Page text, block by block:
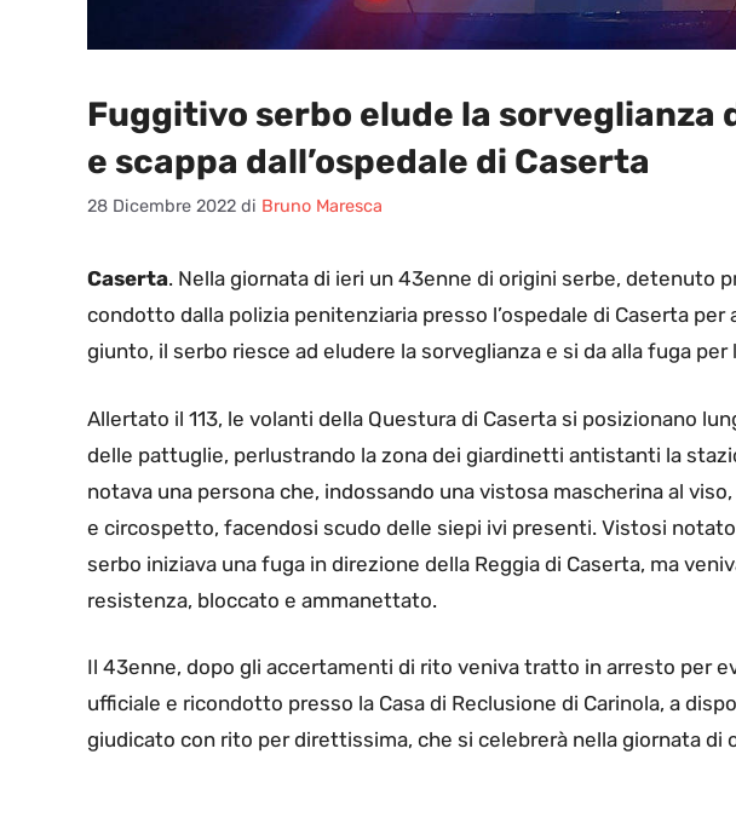
Fuggitivo serbo elude la sorveglianza
e scappa dall’ospedale di Caserta
28 Dicembre 2022 di Bruno Maresca
Caserta. Nella giornata di ieri un 43enne di origini serbe, detenuto
condotto dalla polizia penitenziaria presso l’ospedale di Caserta
giunto, il serbo riesce ad eludere la sorveglianza e si da alla fuga per
Allertato il 113, le volanti della Questura di Caserta si posizionano
delle pattuglie, perlustrando la zona dei giardinetti antistanti la
notava una persona che, indossando una vistosa mascherina al
e circospetto, facendosi scudo delle siepi ivi presenti. Vistosi notato
serbo iniziava una fuga in direzione della Reggia di Caserta, ma
resistenza, bloccato e ammanettato.
Il 43enne, dopo gli accertamenti di rito veniva tratto in arresto per
ufficiale e ricondotto presso la Casa di Reclusione di Carinola, a
giudicato con rito per direttissima, che si celebrerà nella giornata di